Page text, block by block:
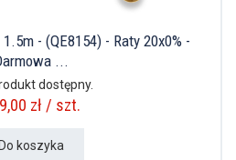
- (QE8154) - Raty 20x0% -
...
dostępny.
zł / szt.
Do koszyka